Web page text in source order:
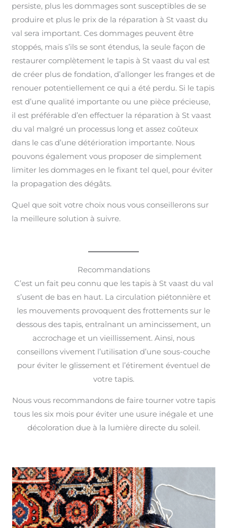
persiste, plus les dommages sont susceptibles de se
produire et plus le prix de la réparation à St vaast du
val sera important. Ces dommages peuvent être
stoppés, mais s’ils se sont étendus, la seule façon de
restaurer complètement le tapis à St vaast du val est
de créer plus de fondation, d’allonger les franges et de
renouer potentiellement ce qui a été perdu. Si le tapis
est d’une qualité importante ou une pièce précieuse,
il est préférable d’en effectuer la réparation à St vaast
du val malgré un processus long et assez coûteux
dans le cas d’une détérioration importante. Nous
pouvons également vous proposer de simplement
limiter les dommages en le fixant tel quel, pour éviter
la propagation des dégâts.
Quel que soit votre choix nous vous conseillerons sur
la meilleure solution à suivre.
Recommandations
C’est un fait peu connu que les tapis à St vaast du val
s’usent de bas en haut. La circulation piétonnière et
les mouvements provoquent des frottements sur le
dessous des tapis, entraînant un amincissement, un
accrochage et un vieillissement. Ainsi, nous
conseillons vivement l’utilisation d’une sous-couche
pour éviter le glissement et l’étirement éventuel de
votre tapis.
Nous vous recommandons de faire tourner votre tapis
tous les six mois pour éviter une usure inégale et une
décoloration due à la lumière directe du soleil.